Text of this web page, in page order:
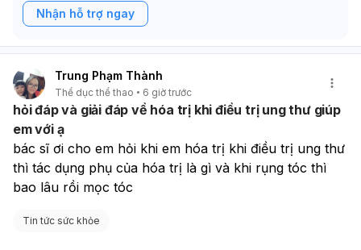
Nhận hỗ trợ ngay
Trung Phạm Thành
Thể dục thể thao 6 giờ trước
hỏi đáp và giải đáp về hóa trị khi điều trị ung thư giúp
em với ạ
bác sĩ ơi cho em hỏi khi em hóa trị khi điều trị ung thư
thì tác dụng phụ của hóa trị là gì và khi rụng tóc thì
bao lâu rồi mọc tóc
Tin tức sức khỏe